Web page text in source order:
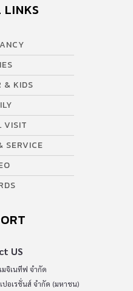
LINKS
& KIDS
VISIT
SERVICE
US
มจิเนทีฟ จำกัด
ปอเรชั่นส์ จำกัด (มหาชน)